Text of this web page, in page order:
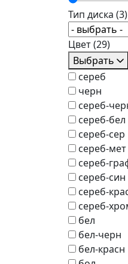
Тип диска (3)
Цвет(29)
Выбрать
сереб
черн
сереб-
сереб-бел
сереб-сер
сереб-мет
сереб-
сереб-син
сереб-
сереб-
бел
бел-черн
бел-красн